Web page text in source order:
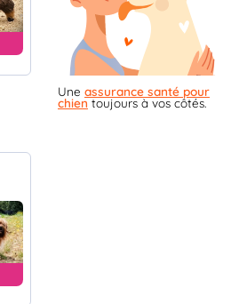
Une assurance santé pour
chientoujours à vos côtés.